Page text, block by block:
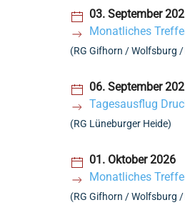
03. September
Monatliches
(RG Gifhorn / Wolfsburg
06. September
Tagesausflug
(RG Lüneburger Heide)
01. Oktober 2026
Monatliches
(RG Gifhorn / Wolfsburg